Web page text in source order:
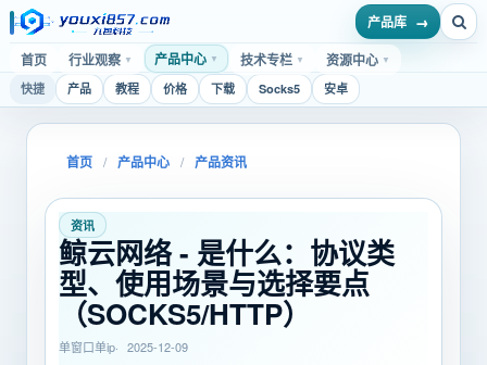
首页 行业观察 ▼ 产品中心 ▼ 技术专栏 ▼ 资源中心 ▼
产品库
快捷 产品 教程 价格 下载 Socks5 安卓
首页 / 产品中心 / 产品资讯
资讯
鲸云网络 - 是什么：协议类
型、使用场景与选择要点
（SOCKS5/HTTP）
单窗口单ip 2025-12-09